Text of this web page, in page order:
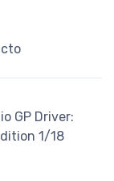
GP Driver:
1/18